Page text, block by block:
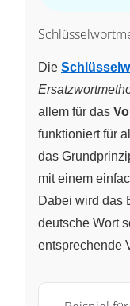
Die
allem für das
funktioniert für
das
mit einem
Dabei wird das
deutsche Wort
entsprechende